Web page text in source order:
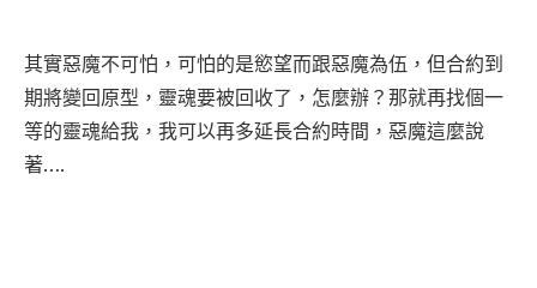
其實惡魔不可怕，可怕的是慾望而跟惡魔為伍，但合約到
期將變回原型，靈魂要被回收了，怎麼辦？那就再找個一
等的靈魂給我，我可以再多延長合約時間，惡魔這麼說
著….